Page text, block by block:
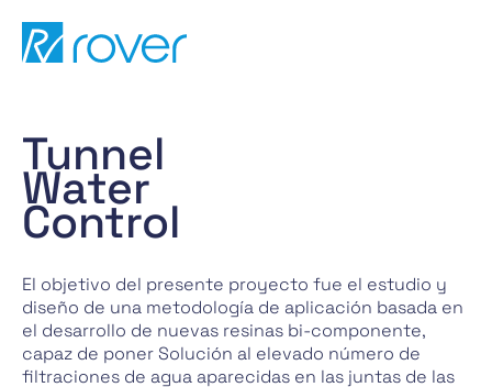
contenido
Tunnel
Water
Control
El objetivo del presente proyecto fue el estudio y
diseño de una metodología de aplicación basada en
el desarrollo de nuevas resinas bi-componente,
capaz de poner Solución al elevado número de
filtraciones de agua aparecidas en las juntas de las